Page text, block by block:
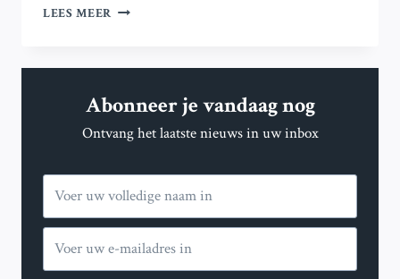
LEES MEER ‘AANPASSEN,
STERVEN’:
KOPPELT
MILJARD
HULPPAKKET
AAN
INGRIJPENDE
Abonneer je vandaag nog
Ontvang het laatste nieuws in uw inbox